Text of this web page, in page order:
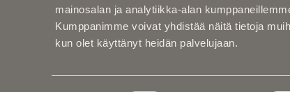
mainosalan ja analytiikka-alan
Kumppanimme voivat yhdistää näitä tietoja
kun olet käyttänyt heidän palvelujaan.